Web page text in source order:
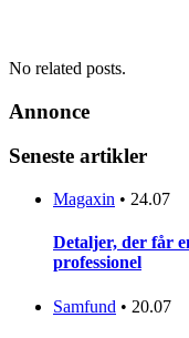
No related posts.
Annonce
Seneste artikler
Magaxin • 24.07
Detaljer, der får
professionel
Samfund • 20.07